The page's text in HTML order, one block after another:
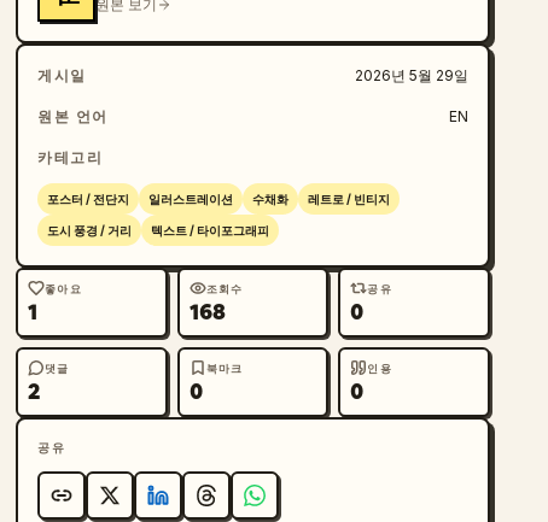
원본 보기
게시일 2026년 5월 29일
원본 언어 EN
카테고리
포스터 / 전단지 일러스트레이션 수채화 레트로 / 빈티지
도시 풍경 / 거리 텍스트 / 타이포그래피
좋아요
1
조회수
168
공유
0
댓글
2
북마크
0
인용
0
공유